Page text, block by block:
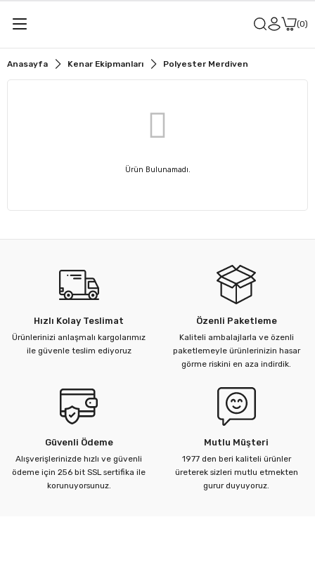
0
Anasayfa Kenar Ekipmanları Polyester Merdiven
Ürün Bulunamadı.
Hızlı Kolay Teslimat
Ürünlerinizi anlaşmalı kargolarımız
ile güvenle teslim ediyoruz
Özenli Paketleme
Kaliteli ambalajlarla ve özenli
paketlemeyle ürünlerinizin hasar
görme riskini en aza indirdik.
Güvenli Ödeme
Alışverişlerinizde hızlı ve güvenli
ödeme için 256 bit SSL sertifika ile
korunuyorsunuz.
Mutlu Müşteri
1977 den beri kaliteli ürünler
üreterek sizleri mutlu etmekten
gurur duyuyoruz.